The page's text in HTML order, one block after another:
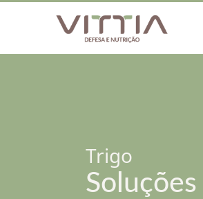
Trigo